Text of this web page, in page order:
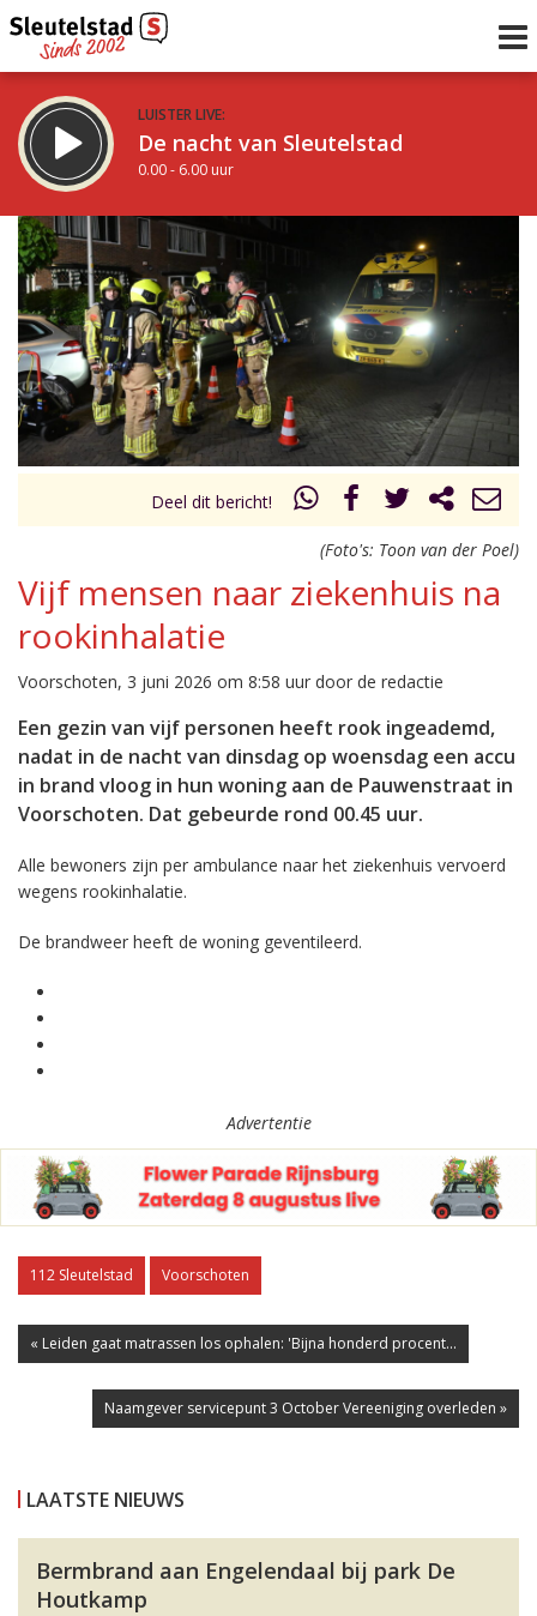
LUISTER LIVE:
De nacht van Sleutelstad
0.00 - 6.00 uur
STRAKS:
De ochtend van Sleutelstad
6.00 - 12.00 uur
Vorig uur
uur 1 van 0 Volgend uur
Inklappen
Deel dit bericht!
(Foto's: Toon van der Poel)
Vijf mensen naar ziekenhuis na
rookinhalatie
Voorschoten, 3 juni 2026 om 8:58 uur door de redactie
Een gezin van vijf personen heeft rook ingeademd,
nadat in de nacht van dinsdag op woensdag een accu
in brand vloog in hun woning aan de Pauwenstraat in
Voorschoten. Dat gebeurde rond 00.45 uur.
Alle bewoners zijn per ambulance naar het ziekenhuis vervoerd
wegens rookinhalatie.
De brandweer heeft de woning geventileerd.
Advertentie
112 Sleutelstad Voorschoten
« Leiden gaat matrassen los ophalen: 'Bijna honderd procent...
Naamgever servicepunt 3 October Vereeniging overleden »
LAATSTE NIEUWS
Bermbrand aan Engelendaal bij park De
Houtkamp